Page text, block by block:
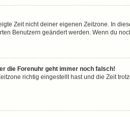
Zeit nicht deiner eigenen Zeitzone. In
Benutzern geändert werden. Wenn du
die Forenuhr geht immer noch falsch!
richtig eingestellt hast und die Zeit